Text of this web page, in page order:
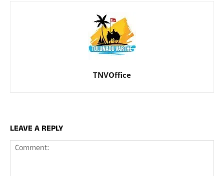
TNVOffice
LEAVE A REPLY